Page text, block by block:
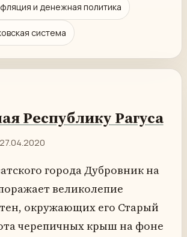
и денежная политика
система
Республику Рагуса
27.04.2020
города Дубровник на
великолепие
окружающих его Старый
черепичных крыш на фоне